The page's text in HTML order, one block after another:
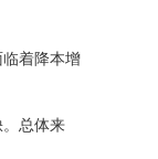
着降本增
总体来